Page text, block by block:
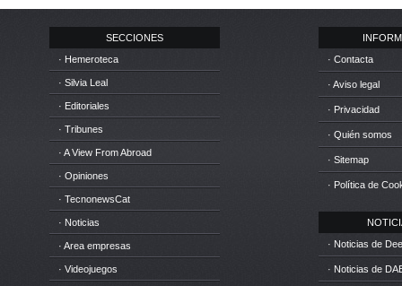
SECCIONES
· Hemeroteca
· Silvia Leal
· Editoriales
· Tribunes
· A View From Abroad
· Opiniones
· TecnonewsCat
· Noticias
· Area empresas
· Videojuegos
· Contacta
· Aviso legal
· Privacidad
· Quién somos
· Sitemap
· Política de
· Noticias de
· Noticias de